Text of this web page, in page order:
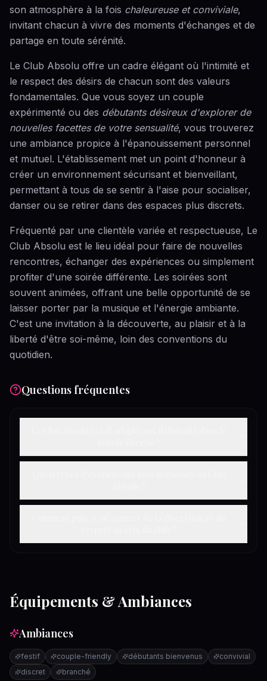
son atmosphère à la fois chaleureuse et conviviale,
invitant chacun à vivre des moments d'échanges et de
partage en toute sérénité.
Le Club Absolu offre un cadre élégant où l'intimité et
le respect des désirs de chacun sont des valeurs
fondamentales. Que vous soyez un couple
expérimenté ou des débutants désireux d'explorer de
nouvelles facettes de votre sensualité, vous trouverez
une ambiance propice à l'épanouissement personnel
et mutuel. L'établissement met un point d'honneur à
créer un environnement sécurisant et bienveillant,
permettant à tous de se sentir à l'aise pour socialiser,
danser ou se retirer dans des espaces plus discrets.
Fréquenté par une clientèle variée et respectueuse, Le
Club Absolu est le lieu idéal pour faire de nouvelles
rencontres, échanger des expériences ou simplement
profiter d'une soirée différente. Les soirées sont
souvent animées, offrant une belle opportunité de se
laisser porter par la musique et l'énergie ambiante.
C'est une invitation à la découverte, au plaisir et à la
liberté d'être soi-même, loin des conventions du
quotidien.
Questions fréquentes
Équipements & Ambiances
Ambiances
festif couple-friendly débutants bienvenus
convivial
discret
branché